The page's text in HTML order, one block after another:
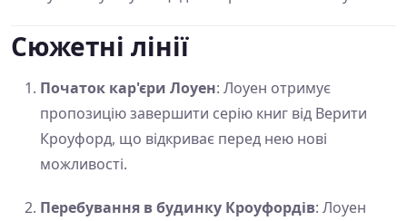
Сюжетні лінії
Початок кар'єри Лоуен: Лоуен отримує
пропозицію завершити серію книг від Верити
Кроуфорд, що відкриває перед нею нові
можливості.
Перебування в будинку Кроуфордів: Лоуен